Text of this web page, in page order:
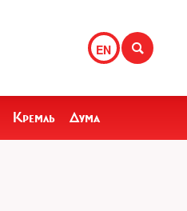
EN
Кремль Дума